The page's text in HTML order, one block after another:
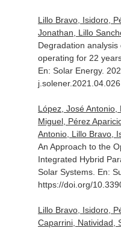
Lillo Bravo, Isidoro,
Jonathan, Lillo
Degradation
operating for 22
En: Solar Energy.
j.solener.2021.04.026
López, José Antonio,
Miguel, Pérez
Antonio, Lillo Bravo,
An Approach to the
Integrated Hybrid
Solar Systems. En:
https://doi.org/
Lillo Bravo, Isidoro,
Caparrini, Natividad,